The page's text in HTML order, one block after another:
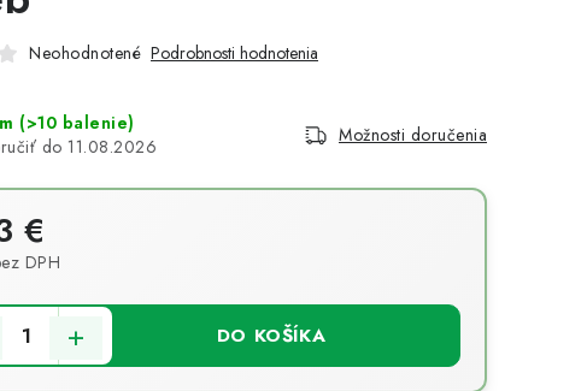
Neohodnotené Podrobnosti hodnotenia
(>10 balenie)
11.08.2026
Možnosti doručenia
€
DPH
DO KOŠÍKA